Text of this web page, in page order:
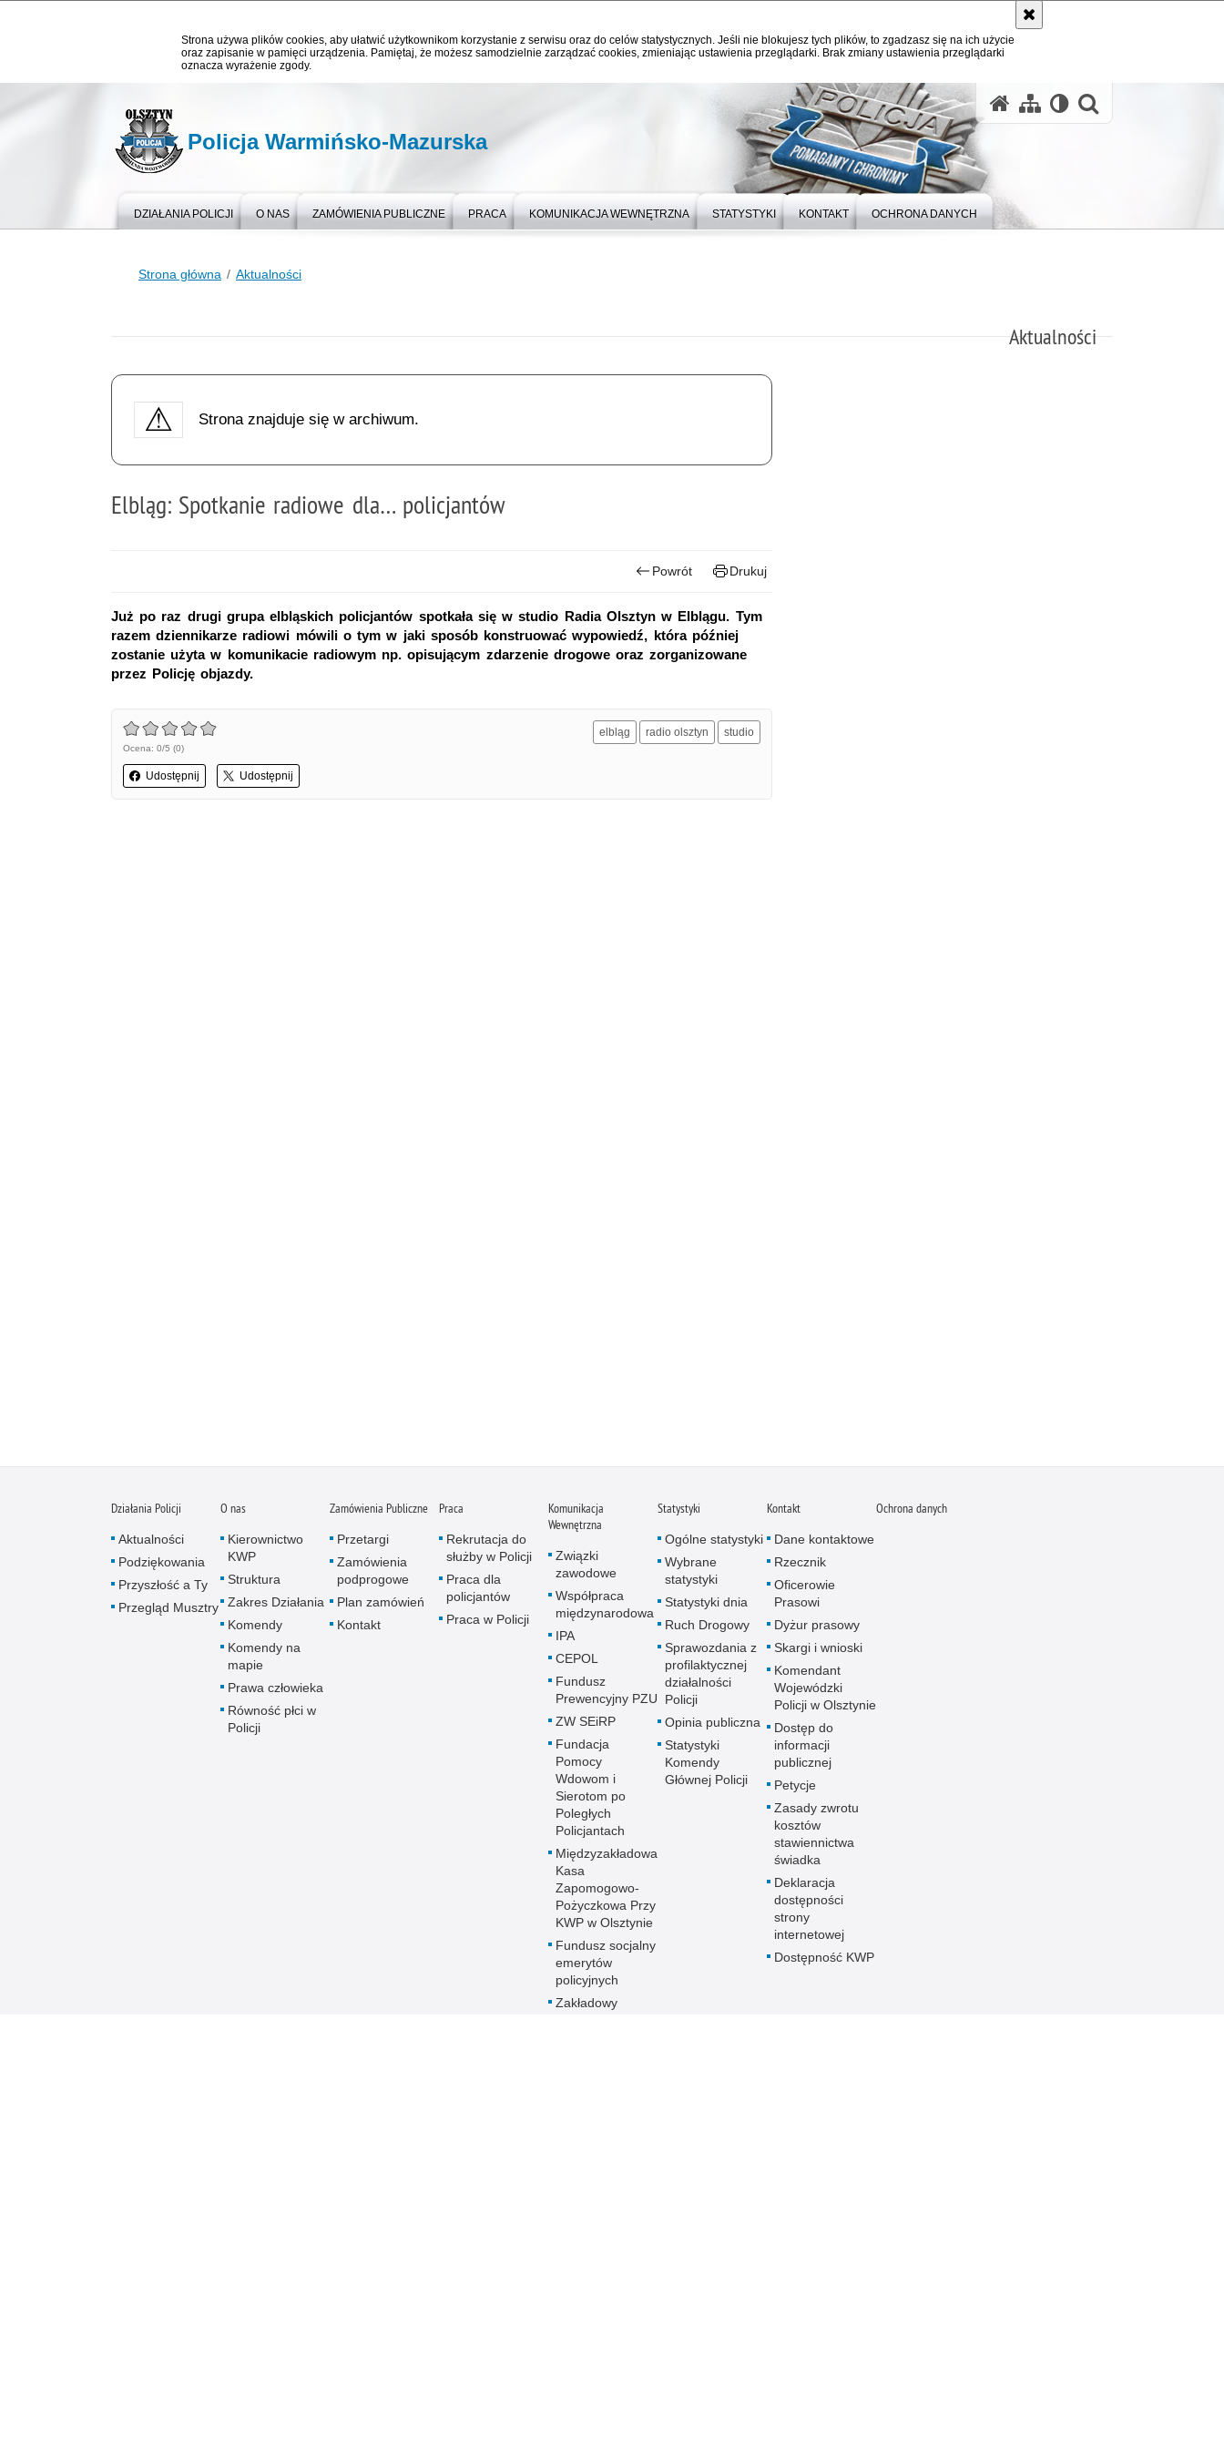
Strona używa plików cookies, aby ułatwić użytkownikom korzystanie z serwisu oraz do celów statystycznych. Jeśli nie blokujesz tych plików, to zgadzasz się na ich użycie
oraz zapisanie w pamięci urządzenia. Pamiętaj, że możesz samodzielnie zarządzać cookies, zmieniając ustawienia przeglądarki. Brak zmiany ustawienia przeglądarki
oznacza wyrażenie zgody.
Policja Warmińsko-Mazurska
DZIAŁANIA POLICJI O NAS ZAMÓWIENIA PUBLICZNE PRACA KOMUNIKACJA WEWNĘTRZNA STATYSTYKI KONTAKT OCHRONA DANYCH
Strona główna Aktualności
Aktualności
Strona znajduje się w archiwum.
Elbląg: Spotkanie radiowe dla… policjantów
Powrót Drukuj
Już po raz drugi grupa elbląskich policjantów spotkała się w studio Radia Olsztyn w Elblągu. Tym
razem dziennikarze radiowi mówili o tym w jaki sposób konstruować wypowiedź, która później
zostanie użyta w komunikacie radiowym np. opisującym zdarzenie drogowe oraz zorganizowane
przez Policję objazdy.
Ocena: 0/5 (0)
Udostępnij Udostępnij
elbląg radio olsztyn studio
Działania Policji
Aktualności
Podziękowania
Przyszłość a Ty
Przegląd Musztry
O nas
Kierownictwo
KWP
Struktura
Zakres Działania
Komendy
Komendy na
mapie
Prawa człowieka
Równość płci w
Policji
Zamówienia Publiczne
Przetargi
Zamówienia
podprogowe
Plan zamówień
Kontakt
Praca
Rekrutacja do
służby w Policji
Praca dla
policjantów
Praca w Policji
Komunikacja
Wewnętrzna
Związki
zawodowe
Współpraca
międzynarodowa
IPA
CEPOL
Fundusz
Prewencyjny PZU
ZW SEiRP
Fundacja
Pomocy
Wdowom i
Sierotom po
Poległych
Policjantach
Międzyzakładowa
Kasa
Zapomogowo-
Pożyczkowa Przy
KWP w Olsztynie
Fundusz socjalny
emerytów
policyjnych
Zakładowy
Statystyki
Ogólne statystyki
Wybrane
statystyki
Statystyki dnia
Ruch Drogowy
Sprawozdania z
profilaktycznej
działalności
Policji
Opinia publiczna
Statystyki
Komendy
Głównej Policji
Kontakt
Dane kontaktowe
Rzecznik
Oficerowie
Prasowi
Dyżur prasowy
Skargi i wnioski
Komendant
Wojewódzki
Policji w Olsztynie
Dostęp do
informacji
publicznej
Petycje
Zasady zwrotu
kosztów
stawiennictwa
świadka
Deklaracja
dostępności
strony
internetowej
Dostępność KWP
Ochrona danych